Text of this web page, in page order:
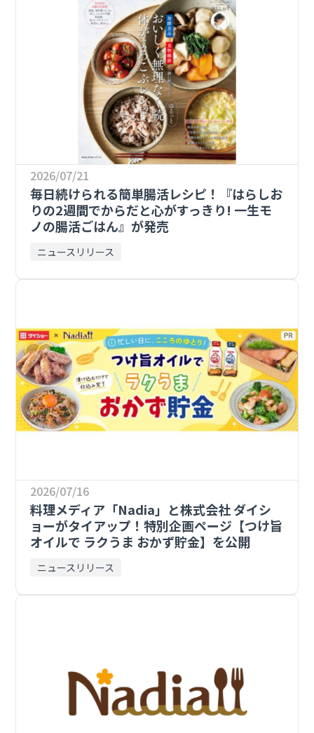
2026/07/21
毎日続けられる簡単腸活レシピ！『はらしお
りの2週間でからだと心がすっきり! 一生モ
ノの腸活ごはん』が発売
ニュースリリース
2026/07/16
料理メディア「Nadia」と株式会社 ダイシ
ョーがタイアップ！特別企画ページ【つけ旨
オイルで ラクうま おかず貯金】を公開
ニュースリリース